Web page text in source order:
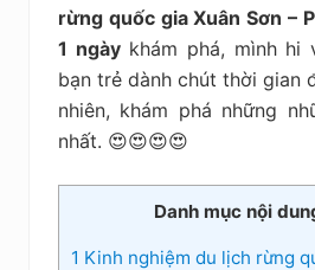
rừng quốc gia Xuân Sơn –
1 ngàykhám phá, mình hi
bạn trẻ dành chút thời gian
nhiên, khám phá những
nhất. 😍😍😍😍
Danh mục nội
1 Kinh nghiệm du lịch rừng